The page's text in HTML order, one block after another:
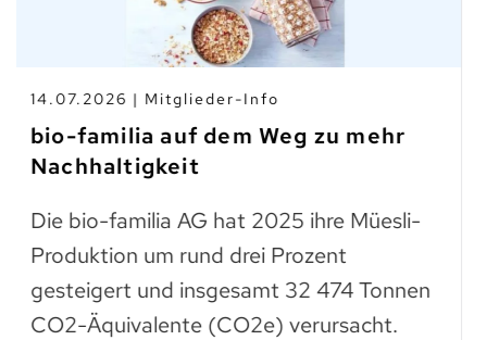
10.07.2026 | Branchen-News
Taste Not Waste: Food Save bis
zum Teller
Trockenes Brot ist fast genauso wertvoll
wie frisches. Man muss einfach wissen,
was man daraus zubereiten kann: zu
Paniermehl verarbeitet, lassen…